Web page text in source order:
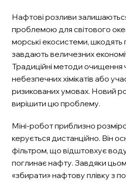
Нафтові розливи
проблемою для світового
морські екосистеми, шкодять
завдають величезних
Традиційні методи
небезпечних хімікатів або
ризикованих умовах. Новий
вирішити цю проблему.
Міні-робот приблизно
керується дистанційно. Він
фільтром, що відштовхує
поглинає нафту. Завдяки
«збирати» нафтову плівку з